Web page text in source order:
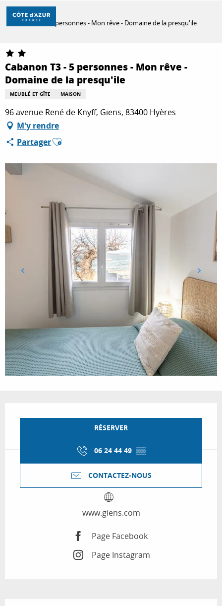
Aller
contenu
DÉCOUVRIR
À FAIRE
SÉJOURNER
Accueil
Cabanon T3 - 5 personnes - Mon rêve - Domaine de la presqu'ile
Cabanon T3 - 5 personnes - Mon rêve -
Domaine de la presqu'ile
MEUBLÉ ET GÎTE MAISON
96 avenue René de Knyff, Giens, 83400 Hyères
M'y rendre
PartagerAjouter aux favoris
RÉSERVER
06 24 44 49 ▒▒
CONTACTEZ-NOUS
www.giens.com
Page Facebook
Page Instagram